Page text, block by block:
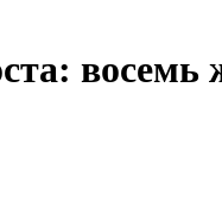
восемь